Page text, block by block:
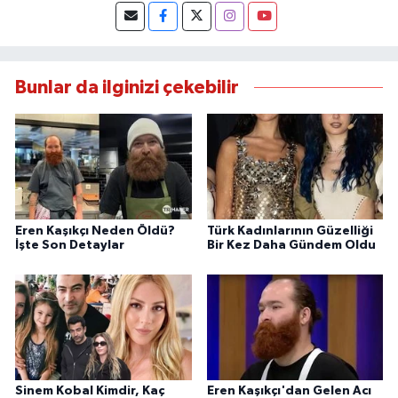
Bunlar da ilginizi çekebilir
Eren Kaşıkçı Neden Öldü?
İşte Son Detaylar
Türk Kadınlarının Güzelliği
Bir Kez Daha Gündem Oldu
Sinem Kobal Kimdir, Kaç Eren Kaşıkçı'dan Gelen Acı